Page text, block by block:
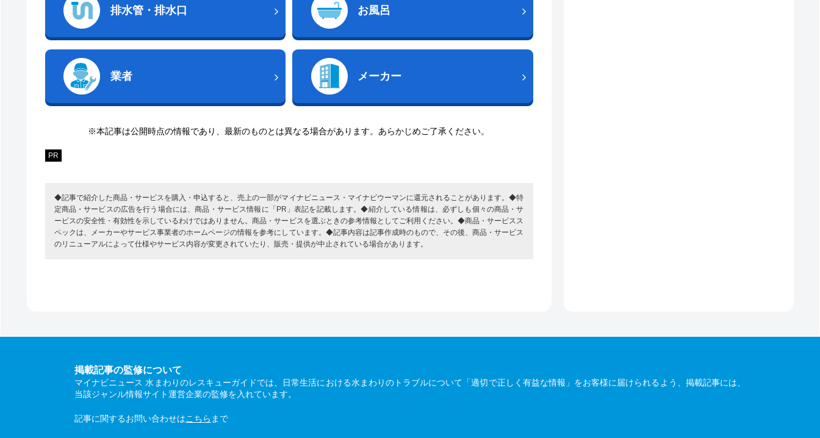
排水管・排水口 お風呂
業者 メーカー
※本記事は公開時点の情報であり、最新のものとは異なる場合があります。あらかじめご了承ください。
PR
◆記事で紹介した商品・サービスを購入・申込すると、売上の一部がマイナビニュース・マイナビウーマンに還元されることがあります。◆特
定商品・サービスの広告を行う場合には、商品・サービス情報に「PR」表記を記載します。◆紹介している情報は、必ずしも個々の商品・サ
ービスの安全性・有効性を示しているわけではありません。商品・サービスを選ぶときの参考情報としてご利用ください。◆商品・サービスス
ペックは、メーカーやサービス事業者のホームページの情報を参考にしています。◆記事内容は記事作成時のもので、その後、商品・サービス
のリニューアルによって仕様やサービス内容が変更されていたり、販売・提供が中止されている場合があります。
掲載記事の監修について
マイナビニュース 水まわりのレスキューガイドでは、日常生活における水まわりのトラブルについて「適切で正しく有益な情報」をお客様に届けられるよう、掲載記事には、
当該ジャンル情報サイト運営企業の監修を入れています。
記事に関するお問い合わせはこちら まで